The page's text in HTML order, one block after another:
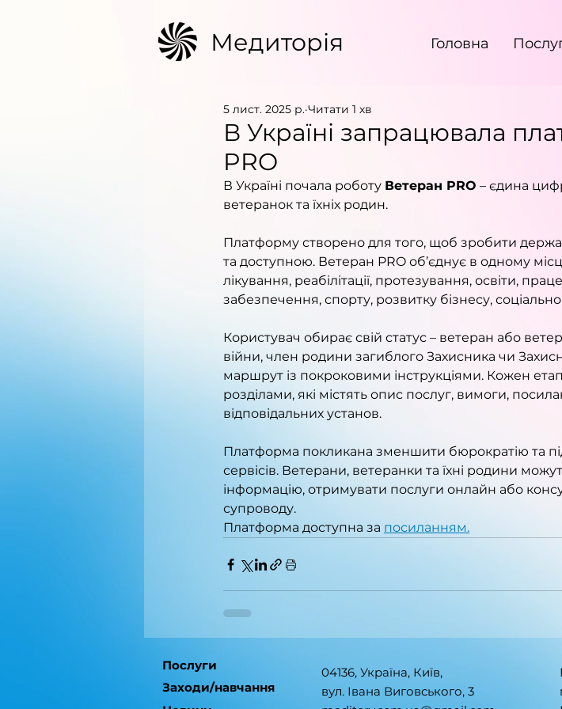
Медиторія Головна
В Україні запрацювала
PRO
5 лист. 2025 р. Читати 1 хв
В Україні почала роботу Ветеран PRO – єдина
ветеранок та їхніх родин.
Платформу створено для того, щоб зробити
та доступною. Ветеран PRO об’єднує в одному
лікування, реабілітації, протезування, освіти,
забезпечення, спорту, розвитку бізнесу,
Користувач обирає свій статус – ветеран або
війни, член родини загиблого Захисника чи
маршрут із покроковими інструкціями. Кожен
розділами, які містять опис послуг, вимоги,
відповідальних установ.
Платформа покликана зменшити бюрократію та
сервісів. Ветерани, ветеранки та їхні родини
інформацію, отримувати послуги онлайн або
супроводу.
Платформа доступна за посиланням.
Послуги
Заходи/навчання
04136, Україна, Київ,
вул. Івана Виговського, 3